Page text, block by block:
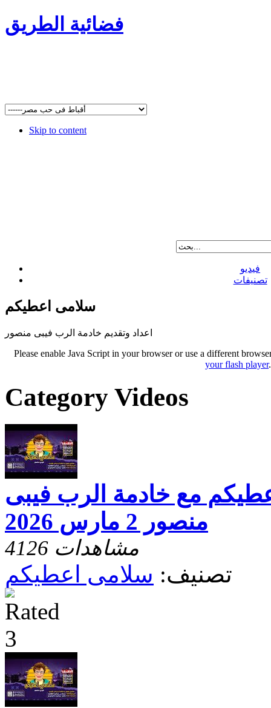
فضائية الطريق
Skip to content
فيديو
تصنيفات
سلامى اعطيكم
اعداد وتقديم خادمة الرب فيبى منصور
Please enable Java Script in your browser or use a different
your flash player.
Category Videos
مع خادمة الرب فيبى
منصور 2 مارس 2026
4126 مشاهدات
تصنيف: سلامى اعطيكم